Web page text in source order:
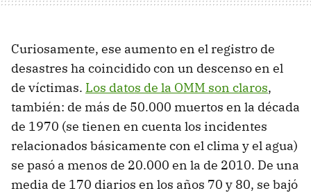
Curiosamente, ese aumento en el registro de
desastres ha coincidido con un descenso en el
de víctimas. Los datos de la OMM son claros,
también: de más de 50.000 muertos en la década
de 1970 (se tienen en cuenta los incidentes
relacionados básicamente con el clima y el agua)
se pasó a menos de 20.000 en la de 2010. De una
media de 170 diarios en los años 70 y 80, se bajó